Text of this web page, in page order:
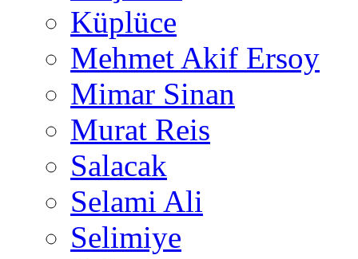
Küplüce
Mehmet Akif Ersoy
Mimar Sinan
Murat Reis
Salacak
Selami Ali
Selimiye